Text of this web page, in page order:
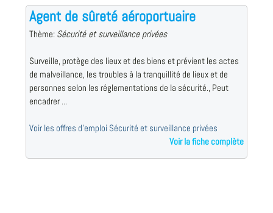
Agent de sûreté aéroportuaire
Thème: Sécurité et surveillance privées
Surveille, protège des lieux et des biens et prévient les actes
de malveillance, les troubles à la tranquillité de lieux et de
personnes selon les réglementations de la sécurité., Peut
encadrer ...
Voir les offres d'emploi Sécurité et surveillance privées
Voir la fiche complète